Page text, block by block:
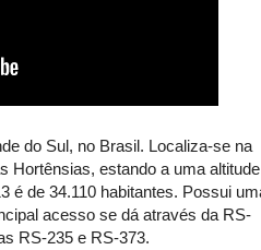
do Sul, no Brasil. Localiza-se na
Hortênsias, estando a uma altitude
é de 34.110 habitantes. Possui
acesso se dá através da RS-
RS-235 e RS-373.